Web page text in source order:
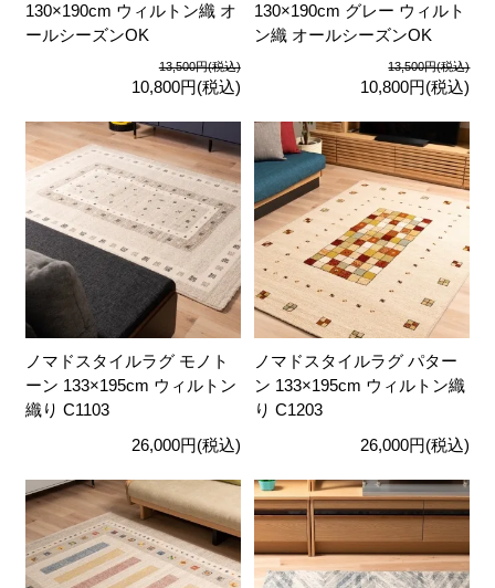
130×190cm ウィルトン織 オ
ールシーズンOK
13,500円(税込)
10,800円(税込)
130×190cm グレー ウィルト
ン織 オールシーズンOK
13,500円(税込)
10,800円(税込)
ノマドスタイルラグ モノト
ーン 133×195cm ウィルトン
織り C1103
26,000円(税込)
ノマドスタイルラグ パター
ン 133×195cm ウィルトン織
り C1203
26,000円(税込)